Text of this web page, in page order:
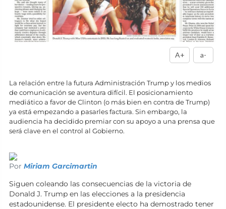
A+ a-
La relación entre la futura Administración Trump y los medios
de comunicación se aventura difícil. El posicionamiento
mediático a favor de Clinton (o más bien en contra de Trump)
ya está empezando a pasarles factura. Sin embargo, la
audiencia ha decidido premiar con su apoyo a una prensa que
será clave en el control al Gobierno.
Por Miriam Garcimartin
Siguen coleando las consecuencias de la victoria de
Donald J. Trump en las elecciones a la presidencia
estadounidense. El presidente electo ha demostrado tener